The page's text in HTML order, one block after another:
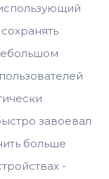
завоевал
больше
-